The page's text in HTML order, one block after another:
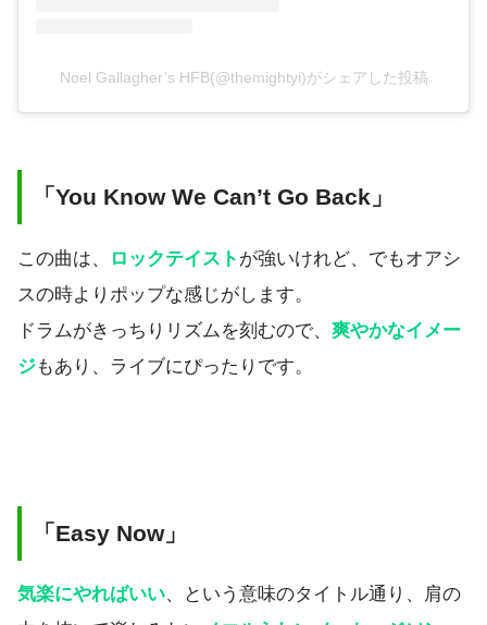
Noel Gallagher’s HFB(@themightyi)がシェアした投稿
「You Know We Can’t Go Back」
この曲は、 ロックテイスト が強いけれど、でもオアシ
スの時よりポップな感じがします。
ドラムがきっちりリズムを刻むので、 爽やかなイメー
ジもあり、ライブにぴったりです。
「Easy Now」
気楽にやればいい、という意味のタイトル通り、肩の